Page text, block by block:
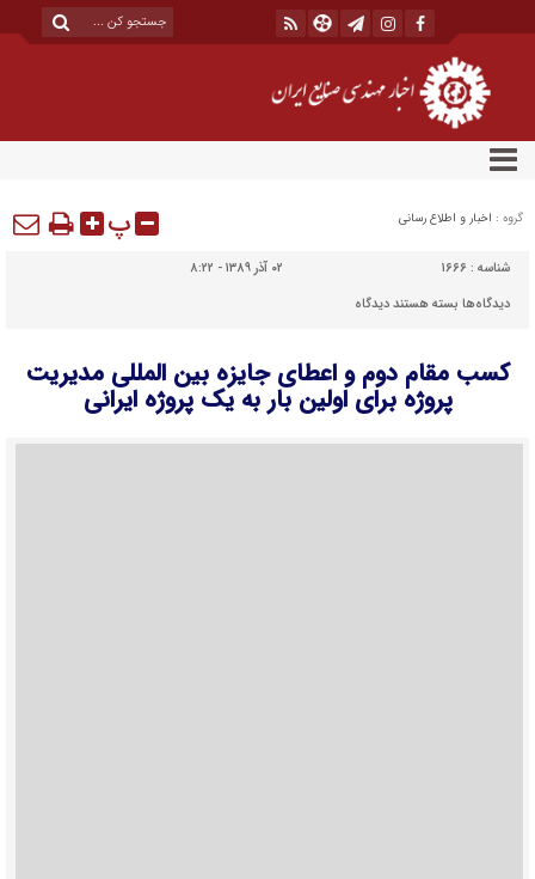
گروه : اخبار و اطلاع رسانی پ
شناسه : ۱۶۶۶
۰۲ آذر ۱۳۸۹ - ۸:۲۲
دیدگاه‌ها برای
مقام
دوم
و
بسته هستنددیدگاه
کسب مقام دوم و اعطای جایزه بین المللی مدیریت
پروژه برای اولین بار به یک پروژه ایرانی